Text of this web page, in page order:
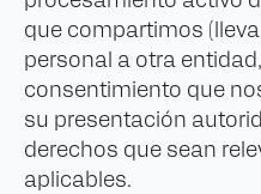
que compartimos
personal a otra
consentimiento que
su presentación
derechos que sean
aplicables.